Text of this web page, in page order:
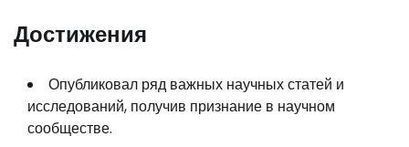
Достижения
Опубликовал ряд важных научных статей и
исследований, получив признание в научном
сообществе.